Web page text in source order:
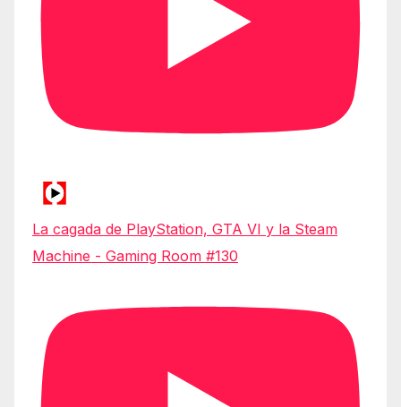
La cagada de PlayStation, GTA VI y la Steam
Machine - Gaming Room #130